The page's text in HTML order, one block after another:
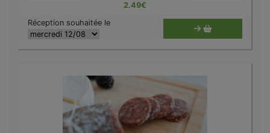
2.49€
Réception souhaitée le